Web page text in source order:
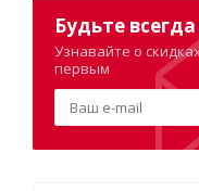
Будьте всегда
Узнавайте о
первым